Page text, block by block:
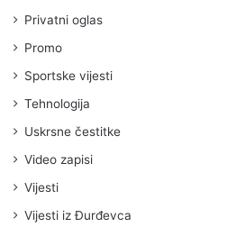
Privatni oglas
Promo
Sportske vijesti
Tehnologija
Uskrsne čestitke
Video zapisi
Vijesti
Vijesti iz Đurđevca